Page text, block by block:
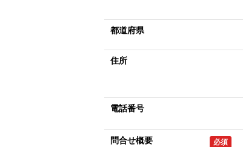
都道府県
住所
電話番号
問合せ概要 必須